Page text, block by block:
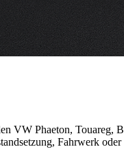
VW Phaeton,
Fahrwerk